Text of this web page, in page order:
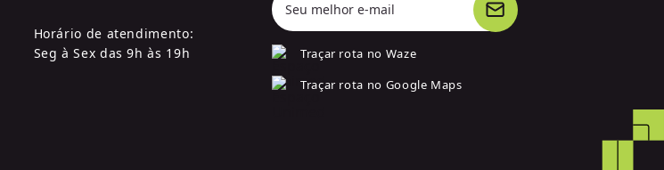
Horário de atendimento:
Seg à Sex das 9h às 19h
Seu melhor e-mail
Traçar rota no Waze
Traçar rota no Google Maps